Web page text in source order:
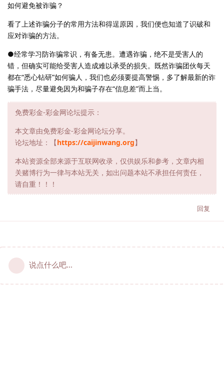
如何避免被诈骗？
看了上述诈骗分子的常用方法和得逞原因，我们便也知道了识破和
应对诈骗的方法。
●经常学习防诈骗常识，有备无患。遭遇诈骗，绝不是受害人的
错，但确实可能给受害人造成难以承受的损失。既然诈骗团伙每天
都在“悉心钻研”如何骗人，我们也必须要提高警惕，多了解最新的诈
骗手法，尽量避免因为和骗子存在“信息差”而上当。
免费彩金-彩金网论坛提示：
本文章由免费彩金-彩金网论坛分享。
论坛地址：【https://caijinwang.org】
本站资源全部来源于互联网收录，仅供娱乐和参考，文章内相
关赌博行为一律与本站无关，如出问题本站不承担任何责任，
请自重！！！
回复
说点什么吧...